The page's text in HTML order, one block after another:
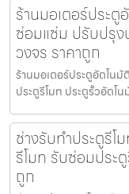
ร้านมอเตอร์ประ
ซ่อมแซ่ม ปรับปรุง
วงจร ราคาถูก
ร้านมอเตอร์ประตูอัตโ
ประตูรีโมท ประตูรั้วอัตโ
ช่างรับทำประตูรี
รีโมท รับซ่อมประ
ถูก